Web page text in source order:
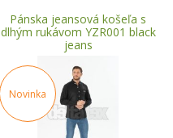
Pánska jeansová košeľa s
dlhým rukávom YZR001 black
jeans
Novinka